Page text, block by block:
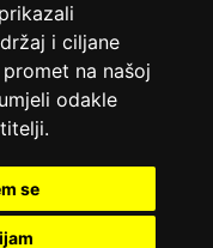
i ciljane
na našoj
odakle
se
zauzet
sinastrija,
- ljubavna
le normand –
za spajanje